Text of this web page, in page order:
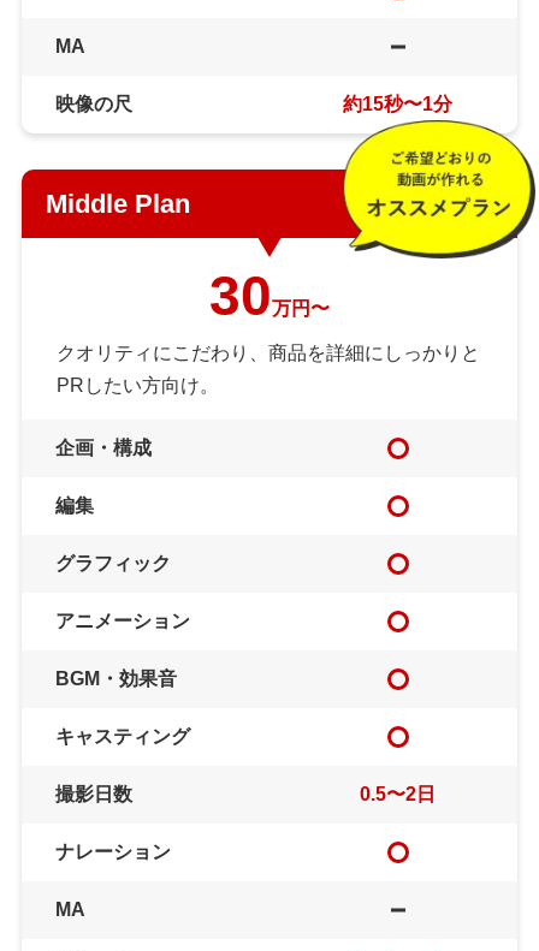
MA
映像の尺 約15秒〜1分
Middle Plan
30万円〜
クオリティにこだわり、商品を詳細にしっかりと
PRしたい方向け。
企画・構成
編集
グラフィック
アニメーション
BGM・効果音
キャスティング
撮影日数 0.5〜2日
ナレーション
MA